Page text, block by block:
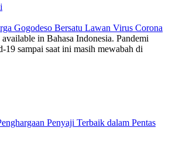
Gogodeso Bersatu Lawan Virus Corona
in Bahasa Indonesia. Pandemi
19 sampai saat ini masih mewabah di
Penyaji Terbaik dalam Pentas